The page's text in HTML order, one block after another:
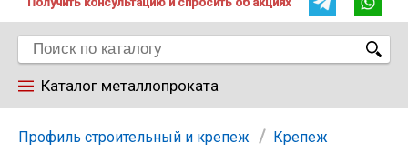
Каталог металлопроката
Арматура
Профиль строительный и крепеж Крепеж